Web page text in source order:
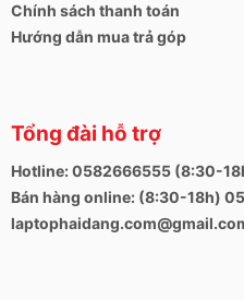
Chính sách thanh toán
Hướng dẫn mua trả góp
Tổng đài hỗ trợ
Hotline: 0582666555 (8:30-
Bán hàng online: (8:30-18h)